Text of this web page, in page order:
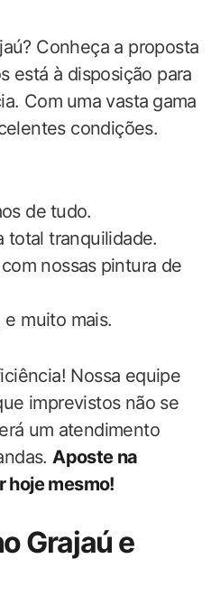
‍Conheça a proposta
está à ‍disposição para
Com ⁢uma vasta⁤ gama
condições.
de⁣ tudo.
total tranquilidade.
nossas⁤ pintura de
muito mais.
Nossa equipe
imprevistos não‍ se
um⁤ atendimento
Aposte na
⁣hoje‌ mesmo!
Grajaú e